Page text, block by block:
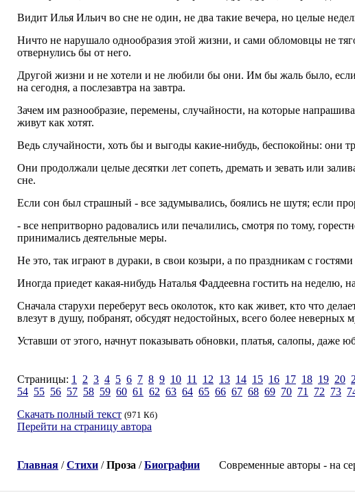
Видит Илья Ильич во сне не один, не два такие вечера, но целые
Ничто не нарушало однообразия этой жизни, и сами обломовцы не
отвернулись бы от него.
Другой жизни и не хотели и не любили бы они. Им бы жаль было, если
на сегодня, а послезавтра на завтра.
Зачем им разнообразие, перемены, случайности, на которые
живут как хотят.
Ведь случайности, хоть бы и выгоды какие-нибудь, беспокойны: они
Они продолжали целые десятки лет сопеть, дремать и зевать или
сне.
Если сон был страшный - все задумывались, боялись не шутя; если
- все непритворно радовались или печалились, смотря по тому,
принимались деятельные меры.
Не это, так играют в дураки, в свои козыри, а по праздникам с
Иногда приедет какая-нибудь Наталья Фаддеевна гостить на неделю,
Сначала старухи переберут весь околоток, кто как живет, кто что
влезут в душу, побранят, обсудят недостойных, всего более
Уставши от этого, начнут показывать обновки, платья, салопы, даже
Страницы: 1 2 3 4 5 6 7 8 9 10 11 12 13 14 15 16 17 18 19 20
54 55 56 57 58 59 60 61 62 63 64 65 66 67 68 69 70 71 72 73
Скачать полный текст (971 Кб)
Перейти на страницу автора
Главная /Стихи /Проза /Биографии Современные авторы - на